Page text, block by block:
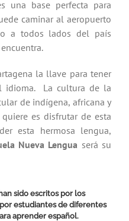
una base perfecta para
caminar al aeropuerto
a todos lados del país
la llave para tener
idioma. La cultura de la
de indígena, africana y
es disfrutar de esta
esta hermosa lengua,
Nueva Lengua será su
sido escritos por los
estudiantes de diferentes
aprender español.